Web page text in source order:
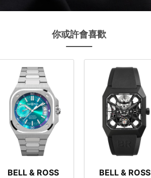
你或許會喜歡
BELL & ROSS BELL & ROSS